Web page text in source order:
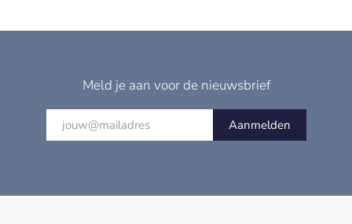
Meld je aan voor de nieuwsbrief
Aanmelden